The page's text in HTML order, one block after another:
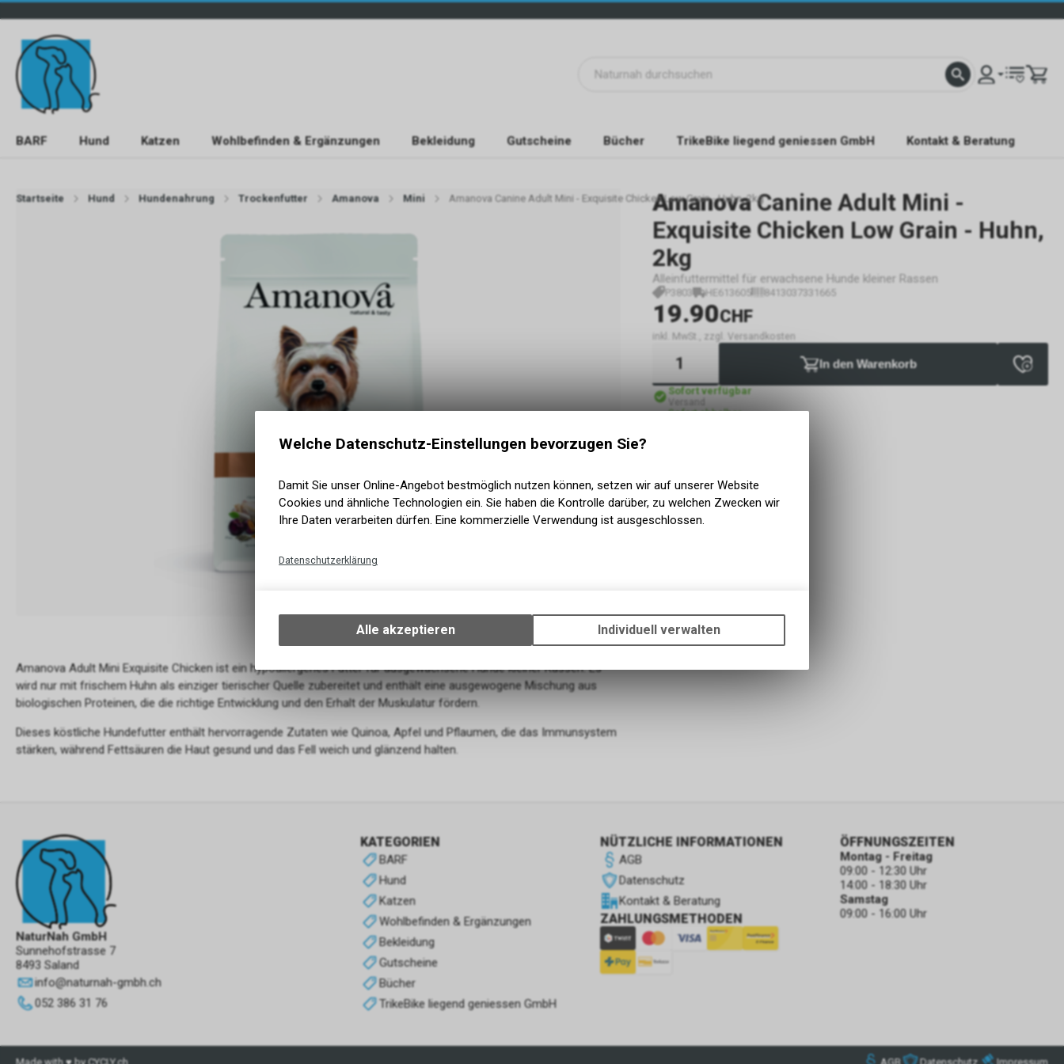
BARF Hund Katzen Wohlbefinden & Ergänzungen Bekleidung Gutscheine Bücher TrikeBike liegend geniessen GmbH Kontakt & Beratung
Startseite Hund Hundenahrung Trockenfutter Amanova Mini Amanova Canine Adult Mini - Exquisite Chicken Low Grain - Huhn, 2kg
Amanova Canine Adult Mini -
Exquisite Chicken Low Grain - Huhn,
2kg
Alleinfuttermittel für erwachsene Hunde kleiner Rassen
P3803 HE613605 8413037331665
19.90CHF
inkl. MwSt., zzgl. Versandkosten
In den Warenkorb
Sofort verfügbar
Versand
Sofort abholbar
Amanova Adult Mini Exquisite Chicken ist ein hypoallergenes Futter für ausgewachsene Hunde kleiner Rassen. Es
wird nur mit frischem Huhn als einziger tierischer Quelle zubereitet und enthält eine ausgewogene Mischung aus
biologischen Proteinen, die die richtige Entwicklung und den Erhalt der Muskulatur fördern.
Dieses köstliche Hundefutter enthält hervorragende Zutaten wie Quinoa, Apfel und Pflaumen, die das Immunsystem
stärken, während Fettsäuren die Haut gesund und das Fell weich und glänzend halten.
NaturNah GmbH
Sunnehofstrasse 7
8493 Saland
info@naturnah-gmbh.ch
052 386 31 76
KATEGORIEN
BARF
Hund
Katzen
Wohlbefinden & Ergänzungen
Bekleidung
Gutscheine
Bücher
TrikeBike liegend geniessen GmbH
NÜTZLICHE INFORMATIONEN
AGB
Datenschutz
Kontakt & Beratung
ZAHLUNGSMETHODEN
ÖFFNUNGSZEITEN
Montag - Freitag
09:00 - 12:30 Uhr
14:00 - 18:30 Uhr
Samstag
09:00 - 16:00 Uhr
Made with ♥ by CYCLY.ch AGB Datenschutz Impressum
Welche Datenschutz-Einstellungen bevorzugen Sie?
Damit Sie unser Online-Angebot bestmöglich nutzen können, setzen wir auf unserer Website
Cookies und ähnliche Technologien ein. Sie haben die Kontrolle darüber, zu welchen Zwecken wir
Ihre Daten verarbeiten dürfen. Eine kommerzielle Verwendung ist ausgeschlossen.
Datenschutzerklärung
Ihrem Gerät, um die grundlegenden Funktionen unseres Online-Angebots, wie die
Verwendung des Warenkorbs, zu ermöglichen. Bitte beachten Sie, dass die
zulassen.
Alle akzeptieren Individuell verwalten